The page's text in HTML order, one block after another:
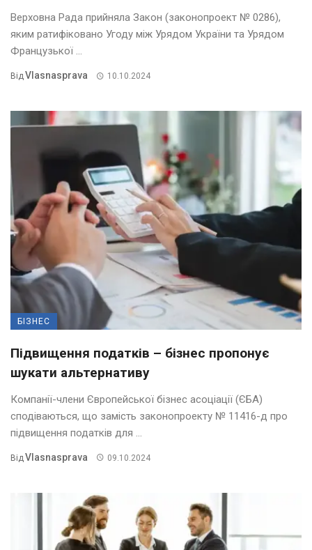
Верховна Рада прийняла Закон (законопроект № 0286),
яким ратифіковано Угоду між Урядом України та Урядом
Французької ...
ВідVlasnasprava 10.10.2024
БІЗНЕС
Підвищення податків – бізнес пропонує
шукати альтернативу
Компанії-члени Європейської бізнес асоціації (ЄБА)
сподіваються, що замість законопроекту № 11416-д про
підвищення податків для ...
Від Vlasnasprava 09.10.2024